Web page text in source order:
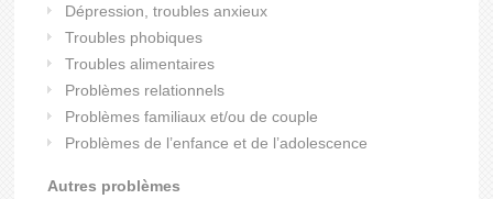
Dépression, troubles anxieux
Troubles phobiques
Troubles alimentaires
Problèmes relationnels
Problèmes familiaux et/ou de couple
Problèmes de l’enfance et de l’adolescence
Autres problèmes